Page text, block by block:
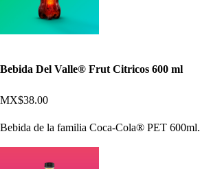
Bebida Del Valle® Frut Citricos 600 ml
MX$38.00
Bebida de la familia Coca-Cola® PET 600ml.